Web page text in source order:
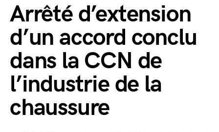
Arrêté d’extension
d’un accord conclu
dans la CCN de
l’industrie de la
chaussure